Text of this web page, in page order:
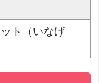
ト（いなげ